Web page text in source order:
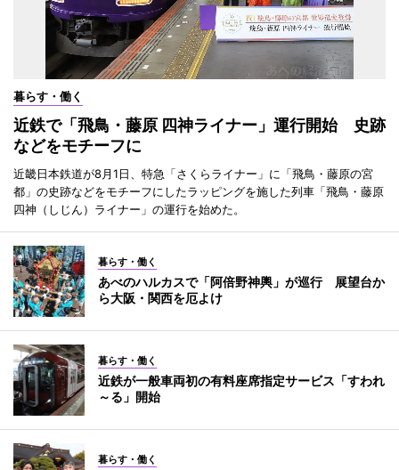
暮らす・働く
近鉄で「飛鳥・藤原 四神ライナー」運行開始 史跡
などをモチーフに
近畿日本鉄道が8月1日、特急「さくらライナー」に「飛鳥・藤原の宮
都」の史跡などをモチーフにしたラッピングを施した列車「飛鳥・藤原
四神（しじん）ライナー」の運行を始めた。
暮らす・働く
あべのハルカスで「阿倍野神輿」が巡行 展望台か
ら大阪・関西を厄よけ
暮らす・働く
近鉄が一般車両初の有料座席指定サービス「すわれ
～る」開始
暮らす・働く